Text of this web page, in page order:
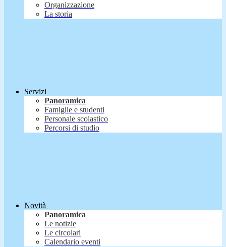
Organizzazione
La storia
Servizi
Panoramica
Famiglie e studenti
Personale scolastico
Percorsi di studio
Novità
Panoramica
Le notizie
Le circolari
Calendario eventi